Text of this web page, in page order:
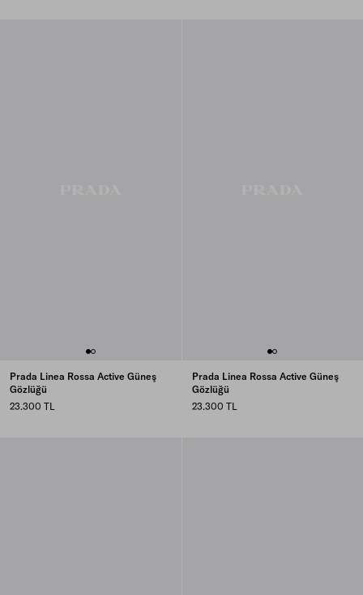
Prada Linea Rossa Active Güneş
Gözlüğü
23.300 TL
Prada Linea Rossa Active Güneş
Gözlüğü
23.300 TL